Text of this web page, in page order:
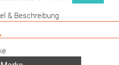
& Beschreibung